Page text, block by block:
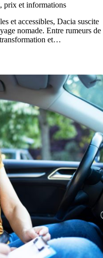
prix et informations
et accessibles, Dacia suscite
nomade. Entre rumeurs de
et…